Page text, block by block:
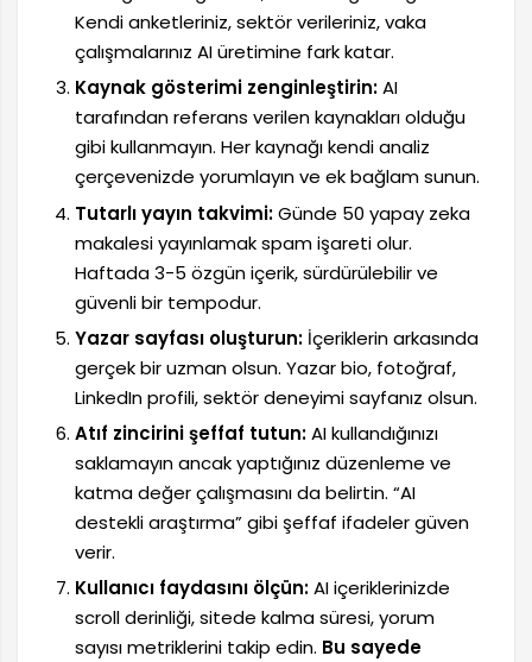
Kendi anketleriniz, sektör verileriniz, vaka
çalışmalarınız AI üretimine fark katar.
Kaynak gösterimi zenginleştirin:AI
tarafından referans verilen kaynakları olduğu
gibi kullanmayın. Her kaynağı kendi analiz
çerçevenizde yorumlayın ve ek bağlam sunun.
Tutarlı yayın takvimi:Günde 50 yapay zeka
makalesi yayınlamak spam işareti olur.
Haftada 3-5 özgün içerik, sürdürülebilir ve
güvenli bir tempodur.
Yazar sayfası oluşturun:İçeriklerin arkasında
gerçek bir uzman olsun. Yazar bio, fotoğraf,
LinkedIn profili, sektör deneyimi sayfanız olsun.
Atıf zincirini şeffaf tutun:AI kullandığınızı
saklamayın ancak yaptığınız düzenleme ve
katma değer çalışmasını da belirtin. “AI
destekli araştırma” gibi şeffaf ifadeler güven
verir.
Kullanıcı faydasını ölçün:AI içeriklerinizde
scroll derinliği, sitede kalma süresi, yorum
sayısı metriklerini takip edin. Bu sayede